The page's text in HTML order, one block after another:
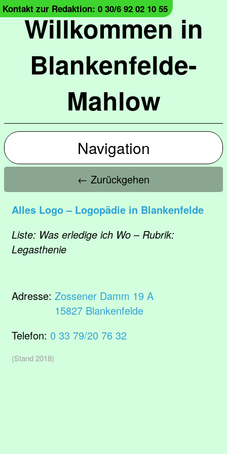
Willkommen in
Blankenfelde-
Mahlow
Kontakt zur Redaktion: 0 30/6 92 02 10 55
Navigation
← Zurückgehen
Alles Logo – Logopädie in Blankenfelde
Liste: Was erledige ich Wo – Rubrik:
Legasthenie
Adresse: Zossener Damm 19 A
15827 Blankenfelde
Telefon: 0 33 79/20 76 32
(Stand 2018)